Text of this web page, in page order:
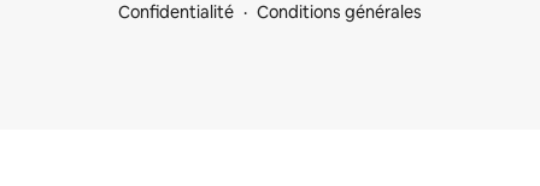
Confidentialité
Conditions générales